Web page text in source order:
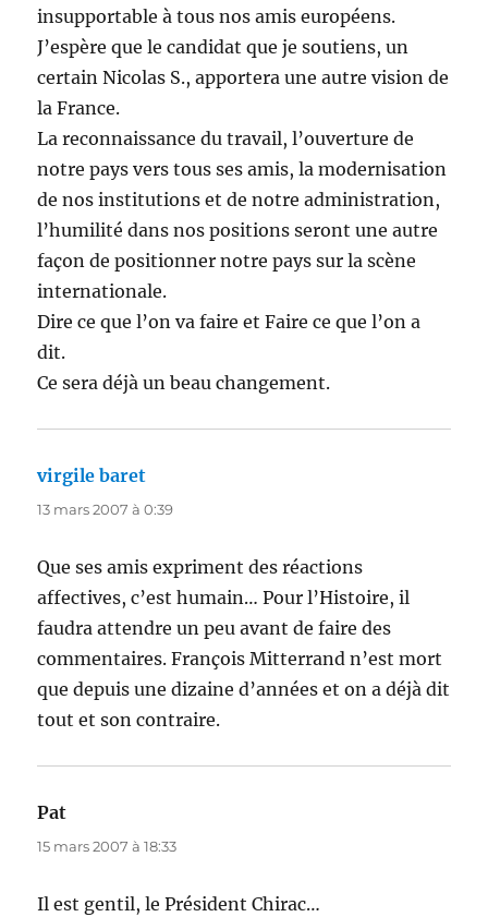
insupportable à tous nos amis européens.
J’espère que le candidat que je soutiens, un
certain Nicolas S., apportera une autre vision de
la France.
La reconnaissance du travail, l’ouverture de
notre pays vers tous ses amis, la modernisation
de nos institutions et de notre administration,
l’humilité dans nos positions seront une autre
façon de positionner notre pays sur la scène
internationale.
Dire ce que l’on va faire et Faire ce que l’on a
dit.
Ce sera déjà un beau changement.
virgile baret
13 mars 2007 à 0:39
Que ses amis expriment des réactions
affectives, c’est humain… Pour l’Histoire, il
faudra attendre un peu avant de faire des
commentaires. François Mitterrand n’est mort
que depuis une dizaine d’années et on a déjà dit
tout et son contraire.
Pat
15 mars 2007 à 18:33
Il est gentil, le Président Chirac…